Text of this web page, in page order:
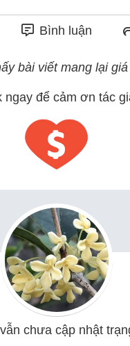
Bình luận
bài viết mang lại
ngay để cảm ơn tác
chưa cập nhật